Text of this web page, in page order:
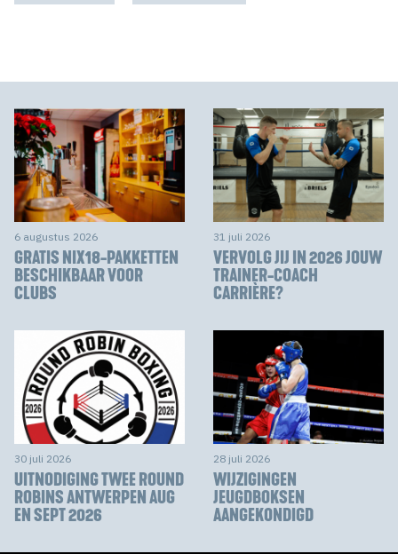
6 augustus 2026
GRATIS NIX18-PAKKETTEN
BESCHIKBAAR VOOR
CLUBS
31 juli 2026
VERVOLG JIJ IN 2026 JOUW
TRAINER-COACH
CARRIÈRE?
30 juli 2026
UITNODIGING TWEE ROUND
ROBINS ANTWERPEN AUG
EN SEPT 2026
28 juli 2026
WIJZIGINGEN
JEUGDBOKSEN
AANGEKONDIGD